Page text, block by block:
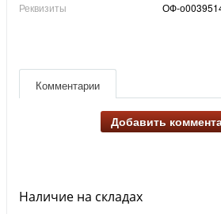
Реквизиты ОФ-
Комментарии
Добавить
Наличие на складах